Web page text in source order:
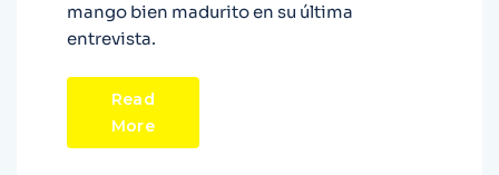
mango bien madurito en su última
entrevista.
Read
More